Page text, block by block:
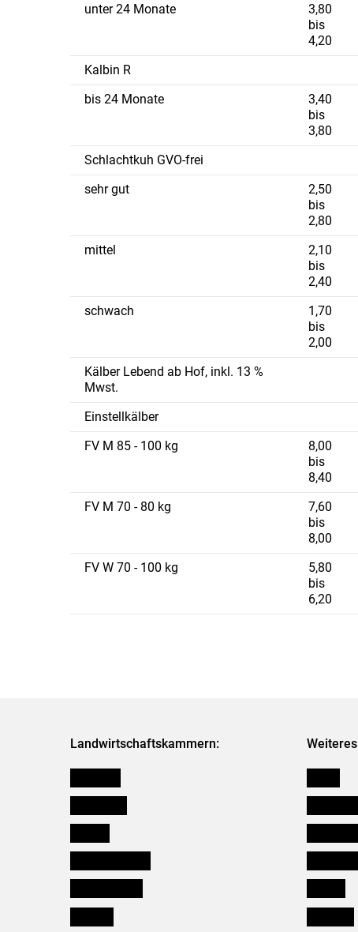
unter 24 Monate
3,80
bis
4,20
Kalbin R
bis 24 Monate
3,40
bis
3,80
Schlachtkuh GVO-frei
sehr gut
2,50
bis
2,80
mittel
2,10
bis
2,40
schwach
1,70
bis
2,00
Kälber Lebend ab Hof, inkl. 13 %
Mwst.
Einstellkälber
FV M 85 - 100 kg
8,00
bis
8,40
FV M 70 - 80 kg
7,60
bis
8,00
FV W 70 - 100 kg
5,80
bis
6,20
Landwirtschaftskammern: Weiteres